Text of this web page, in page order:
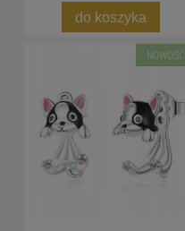
do koszyka
NOWOŚĆ